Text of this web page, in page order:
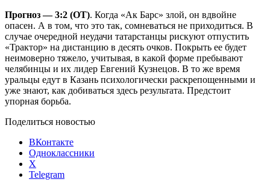
Прогноз — 3:2 (ОТ). Когда «Ак Барс» злой, он вдвойне
опасен. А в том, что это так, сомневаться не приходиться. В
случае очередной неудачи татарстанцы рискуют отпустить
«Трактор» на дистанцию в десять очков. Покрыть ее будет
неимоверно тяжело, учитывая, в какой форме пребывают
челябинцы и их лидер Евгений Кузнецов. В то же время
уральцы едут в Казань психологически раскрепощенными и
уже знают, как добиваться здесь результата. Предстоит
упорная борьба.
Поделиться новостью
ВКонтакте
Одноклассники
X
Telegram